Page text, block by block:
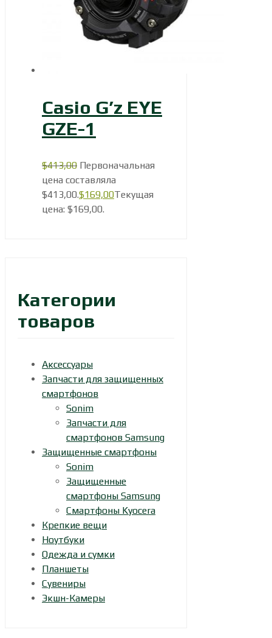
Casio G’z EYE
GZE-1
$413,00 Первоначальная
цена составляла
$413,00.$169,00Текущая
цена: $169,00.
Категории
товаров
Аксессуары
Запчасти для защищенных
смартфонов
Sonim
Запчасти для
смартфонов Samsung
Защищенные смартфоны
Sonim
Защищенные
смартфоны Samsung
Смартфоны Kyocera
Крепкие вещи
Ноутбуки
Одежда и сумки
Планшеты
Сувениры
Экшн-Камеры